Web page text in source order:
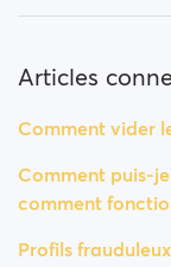
Articles
Comment vider
Comment puis-
comment
Profils frauduleux